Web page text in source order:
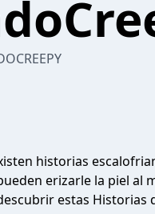
historias
erizarle la piel al
estas Historias